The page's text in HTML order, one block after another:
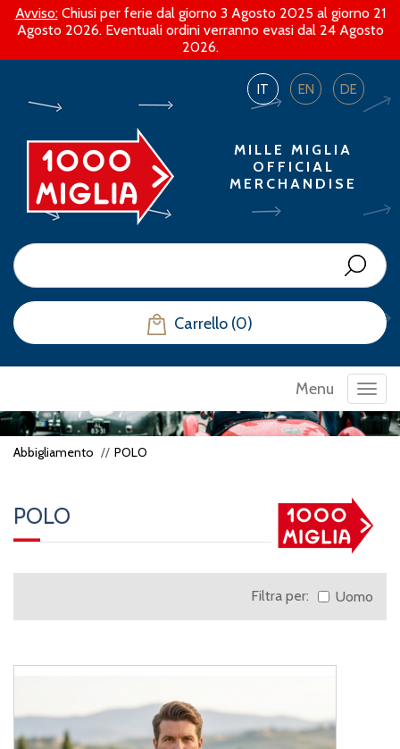
Avviso:Chiusi per ferie dal giorno 3 Agosto 2025 al giorno 21
Agosto 2026. Eventuali ordini verranno evasi dal 24 Agosto
2026.
IT EN DE
MILLE MIGLIA
OFFICIAL
MERCHANDISE
Carrello (0)
Menu
Abbigliamento POLO
POLO
Filtra per: Uomo